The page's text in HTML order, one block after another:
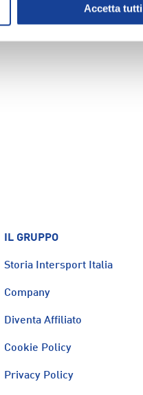
Accetta tutti
IL GRUPPO
Storia Intersport Italia
Company
Diventa Affiliato
Cookie Policy
Privacy Policy